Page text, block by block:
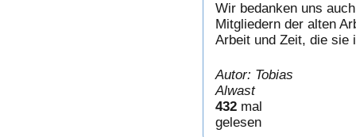
Wir bedanken uns
Mitgliedern der alten
Arbeit und Zeit, die sie
Autor: Tobias
Alwast
432 mal
gelesen